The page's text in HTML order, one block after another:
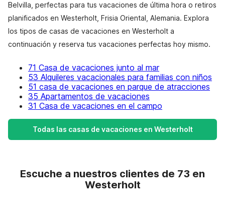
Belvilla, perfectas para tus vacaciones de última hora o retiros
planificados en Westerholt, Frisia Oriental, Alemania. Explora
los tipos de casas de vacaciones en Westerholt a
continuación y reserva tus vacaciones perfectas hoy mismo.
71 Casa de vacaciones junto al mar
53 Alquileres vacacionales para familias con niños
51 casa de vacaciones en parque de atracciones
35 Apartamentos de vacaciones
31 Casa de vacaciones en el campo
Todas las casas de vacaciones en Westerholt
Escuche a nuestros clientes de 73 en
Westerholt